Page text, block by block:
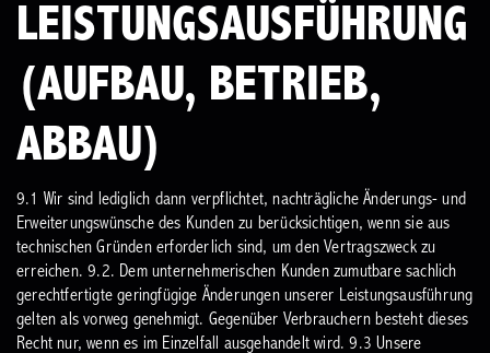
LEISTUNGSAUSFÜHRUNG
(AUFBAU, BETRIEB,
ABBAU)
9.1 Wir sind lediglich dann verpflichtet, nachträgliche Änderungs- und
Erweiterungswünsche des Kunden zu berücksichtigen, wenn sie aus
technischen Gründen erforderlich sind, um den Vertragszweck zu
erreichen. 9.2. Dem unternehmerischen Kunden zumutbare sachlich
gerechtfertigte geringfügige Änderungen unserer Leistungsausführung
gelten als vorweg genehmigt. Gegenüber Verbrauchern besteht dieses
Recht nur, wenn es im Einzelfall ausgehandelt wird. 9.3 Unsere